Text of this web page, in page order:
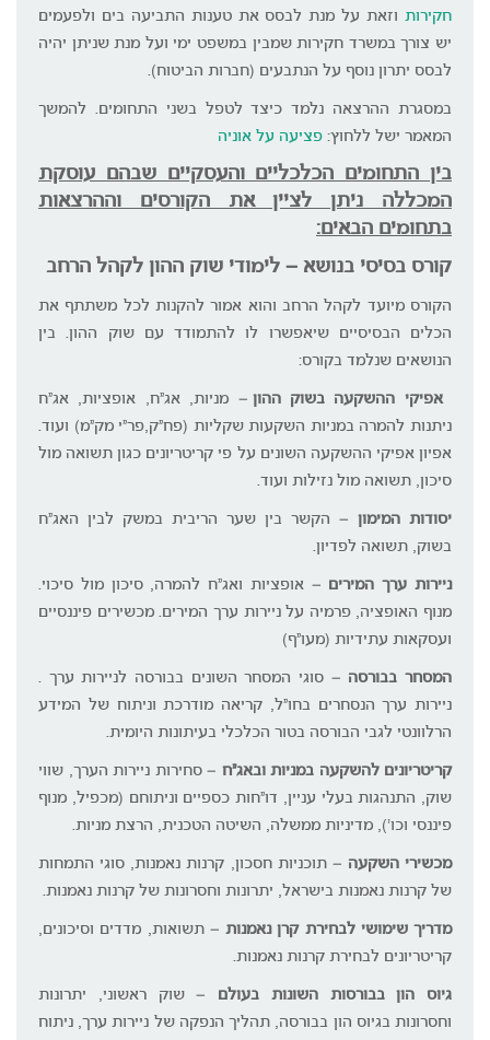
חקירות וזאת על מנת לבסס את טענות התביעה בים ולפעמים
יש צורך במשרד חקירות שמבין במשפט ימי ועל מנת שניתן יהיה
לבסס יתרון נוסף על הנתבעים (חברות הביטוח).
במסגרת ההרצאה נלמד כיצד לטפל בשני התחומים. להמשך
המאמר ישל ללחוץ: פציעה על אוניה
בין התחומים הכלכליים והעסקיים שבהם עוסקת
המכללה ניתן לציין את הקורסים וההרצאות
בתחומים הבאים:
קורס בסיסי בנושא – לימודי שוק ההון לקהל הרחב
הקורס מיועד לקהל הרחב והוא אמור להקנות לכל משתתף את
הכלים הבסיסיים שיאפשרו לו להתמודד עם שוק ההון. בין
הנושאים שנלמד בקורס:
אפיקי ההשקעה בשוק ההון – מניות, אג"ח, אופציות, אג"ח
ניתנות להמרה במניות השקעות שקליות (פח"ק,פר"י מק"מ) ועוד.
אפיון אפיקי ההשקעה השונים על פי קריטריונים כגון תשואה מול
סיכון, תשואה מול נזילות ועוד.
יסודות המימון – הקשר בין שער הריבית במשק לבין האג"ח
בשוק, תשואה לפדיון.
ניירות ערך המירים – אופציות ואג"ח להמרה, סיכון מול סיכוי.
מנוף האופציה, פרמיה על ניירות ערך המירים. מכשירים פיננסיים
ועסקאות עתידיות (מעו"ף)
המסחר בבורסה – סוגי המסחר השונים בבורסה לניירות ערך .
ניירות ערך הנסחרים בחו"ל, קריאה מודרכת וניתוח של המידע
הרלוונטי לגבי הבורסה בטור הכלכלי בעיתונות היומית.
קריטריונים להשקעה במניות ובאג"ח – סחירות ניירות הערך, שווי
שוק, התנהגות בעלי עניין, דו"חות כספיים וניתוחם (מכפיל, מנוף
פיננסי וכו'), מדיניות ממשלה, השיטה הטכנית, הרצת מניות.
מכשירי השקעה – תוכניות חסכון, קרנות נאמנות, סוגי התמחות
של קרנות נאמנות בישראל, יתרונות וחסרונות של קרנות נאמנות.
מדריך שימושי לבחירת קרן נאמנות – תשואות, מדדים וסיכונים,
קריטריונים לבחירת קרנות נאמנות.
גיוס הון בבורסות השונות בעולם – שוק ראשוני, יתרונות
וחסרונות בגיוס הון בבורסה, תהליך הנפקה של ניירות ערך, ניתוח